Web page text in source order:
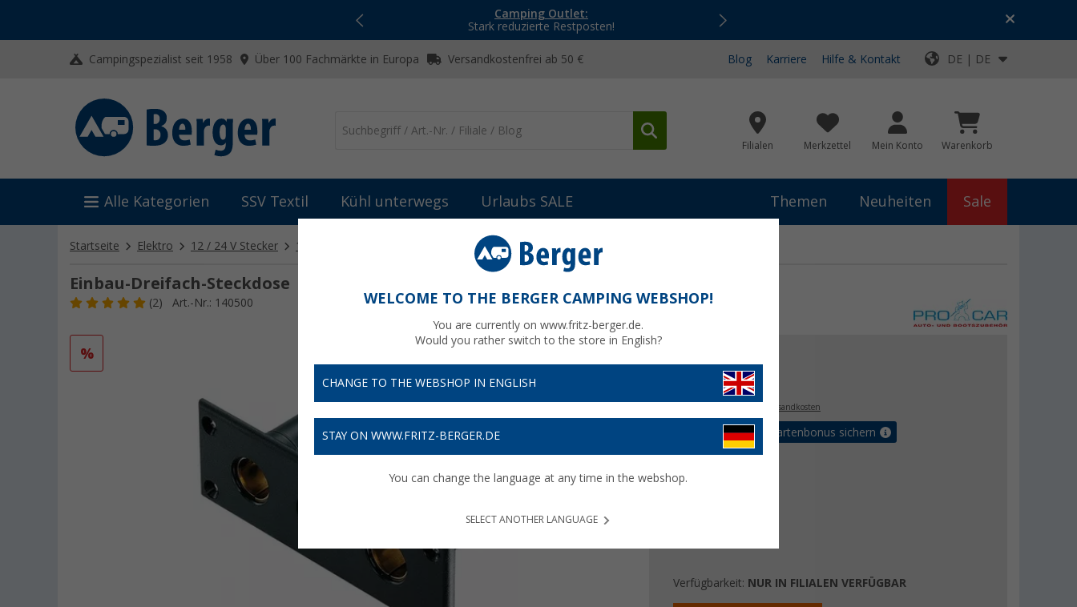
Camping Outlet:
Stark reduzierte Restposten!
Top-Deals für dein Abenteuer!
Campingspezialist seit 1958 Über 100 Fachmärkte in Europa Versandkostenfrei ab 50 € Blog Karriere Hilfe & Kontakt DE | DE
Filialen Merkzettel Mein Konto Warenkorb
Alle Kategorien SSV Textil Kühl unterwegs Urlaubs SALE Themen Neuheiten Sale
Startseite Elektro 12 / 24 V Stecker 12 / 24 V Einbausteckdosen Einbau-Dreifach-Steckdose
Einbau-Dreifach-Steckdose
(2) Art.-Nr.: 140500
%
€
zzgl. Versandkosten
Bis zu 5% Vorteilskartenbonus sichern
Verfügbarkeit: NUR IN FILIALEN VERFÜGBAR
WELCOME TO THE BERGER CAMPING WEBSHOP!
You are currently on www.fritz-berger.de.
Would you rather switch to the store in English?
CHANGE TO THE WEBSHOP IN ENGLISH
STAY ON WWW.FRITZ-BERGER.DE
You can change the language at any time in the webshop.
SELECT ANOTHER LANGUAGE